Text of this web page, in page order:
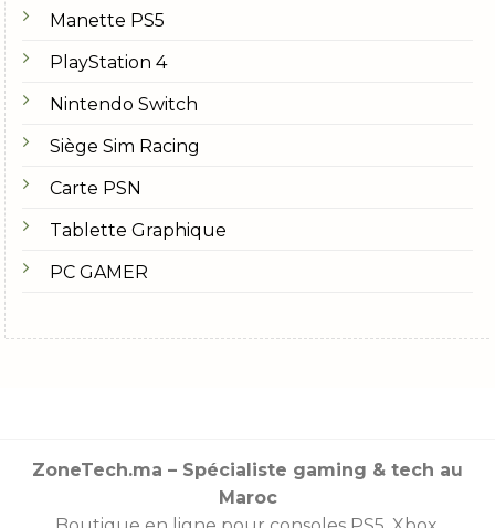
Manette PS5
PlayStation 4
Nintendo Switch
Siège Sim Racing
Carte PSN
Tablette Graphique
PC GAMER
ZoneTech.ma – Spécialiste gaming & tech au
Maroc